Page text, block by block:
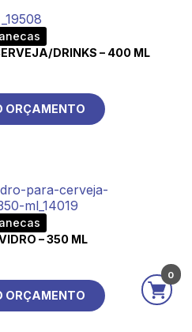
DRINKS – 400 ML
ORÇAMENTO
– 350 ML
ORÇAMENTO
0